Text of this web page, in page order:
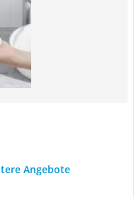
Angebote